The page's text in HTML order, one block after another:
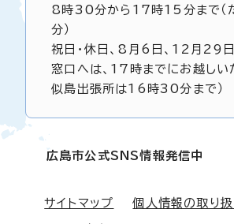
8時30分から17時15分まで（
分）
祝日・休日、8月6日、12月29
窓口へは、17時までにお越しい
似島出張所は16時30分まで）
広島市公式SNS情報発信中
サイトマップ 個人情報の取り